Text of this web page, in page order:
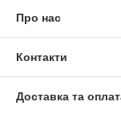
Про нас
Контакти
Доставка та